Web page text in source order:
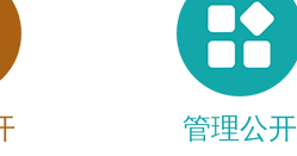
管理公开